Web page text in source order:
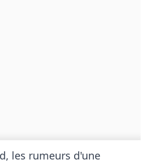
les rumeurs d'une